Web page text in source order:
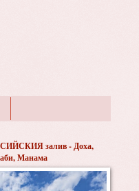
залив - Доха,
Манама